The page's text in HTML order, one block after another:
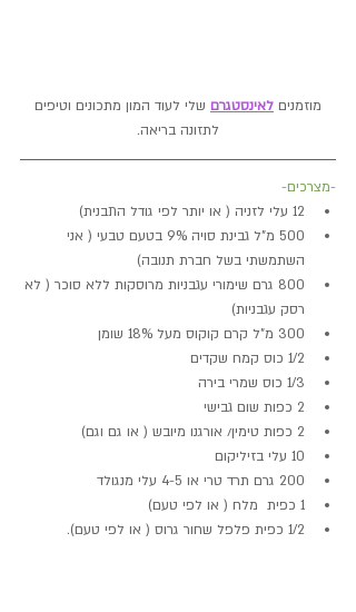
לאינסטגרם שלי לעוד המון מתכונים וטיפים
לתזונה בריאה.
-מצרכים-
12 עלי לזניה ( או יותר לפי גודל התבנית)
500 מ"ל גבינת סויה 9% בטעם טבעי ( אני
השתמשתי בשל חברת תנובה)
800 גרם שימורי עגבניות מרוסקות ללא סוכר ( לא
רסק עגבניות)
300 מ"ל קרם קוקוס מעל 18% שומן
1/2 כוס קמח שקדים
1/3 כוס שמרי בירה
2 כפות שום גבישי
2 כפות טימין/ אורגנו מיובש ( או גם וגם)
10 עלי בזיליקום
200 גרם תרד טרי או 4-5 עלי מנגולד
1 כפית  מלח ( או לפי טעם)
1/2 כפית פלפל שחור גרוס ( או לפי טעם).